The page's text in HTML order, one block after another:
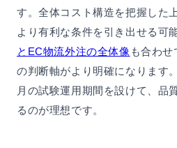
す。全体コスト構造を把握した
より有利な条件を引き出せる可
とEC物流外注の全体像 も合わ
の判断軸がより明確になります
月の試験運用期間を設けて、品
るのが理想です。